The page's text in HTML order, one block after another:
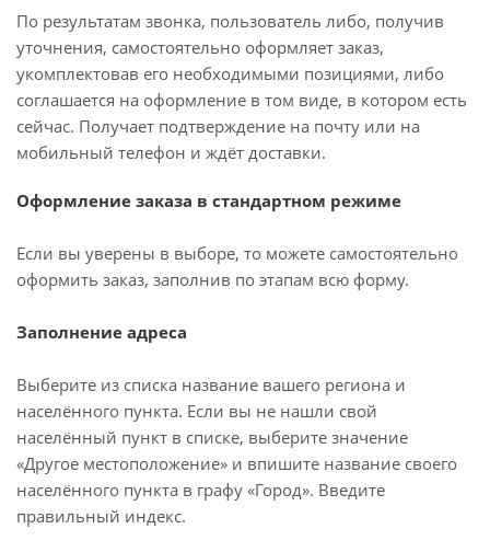
По результатам звонка, пользователь либо, получив
уточнения, самостоятельно оформляет заказ,
укомплектовав его необходимыми позициями, либо
соглашается на оформление в том виде, в котором есть
сейчас. Получает подтверждение на почту или на
мобильный телефон и ждёт доставки.
Оформление заказа в стандартном режиме
Если вы уверены в выборе, то можете самостоятельно
оформить заказ, заполнив по этапам всю форму.
Заполнение адреса
Выберите из списка название вашего региона и
населённого пункта. Если вы не нашли свой
населённый пункт в списке, выберите значение
«Другое местоположение» и впишите название своего
населённого пункта в графу «Город». Введите
правильный индекс.